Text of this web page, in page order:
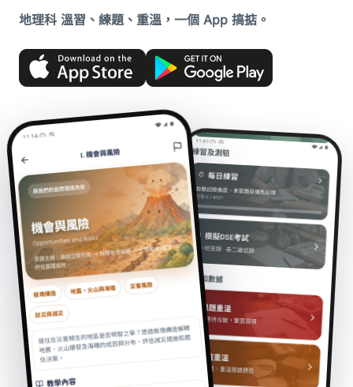
地理科 溫習、練題、重溫，一個 App 搞掂。